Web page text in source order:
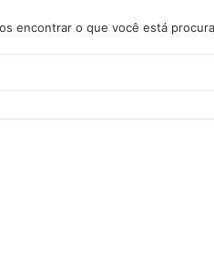
encontrar o que você está